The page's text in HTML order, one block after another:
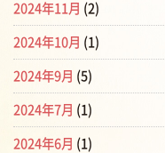
2024年11月 (2)
2024年10月 (1)
2024年9月 (5)
2024年7月 (1)
2024年6月 (1)